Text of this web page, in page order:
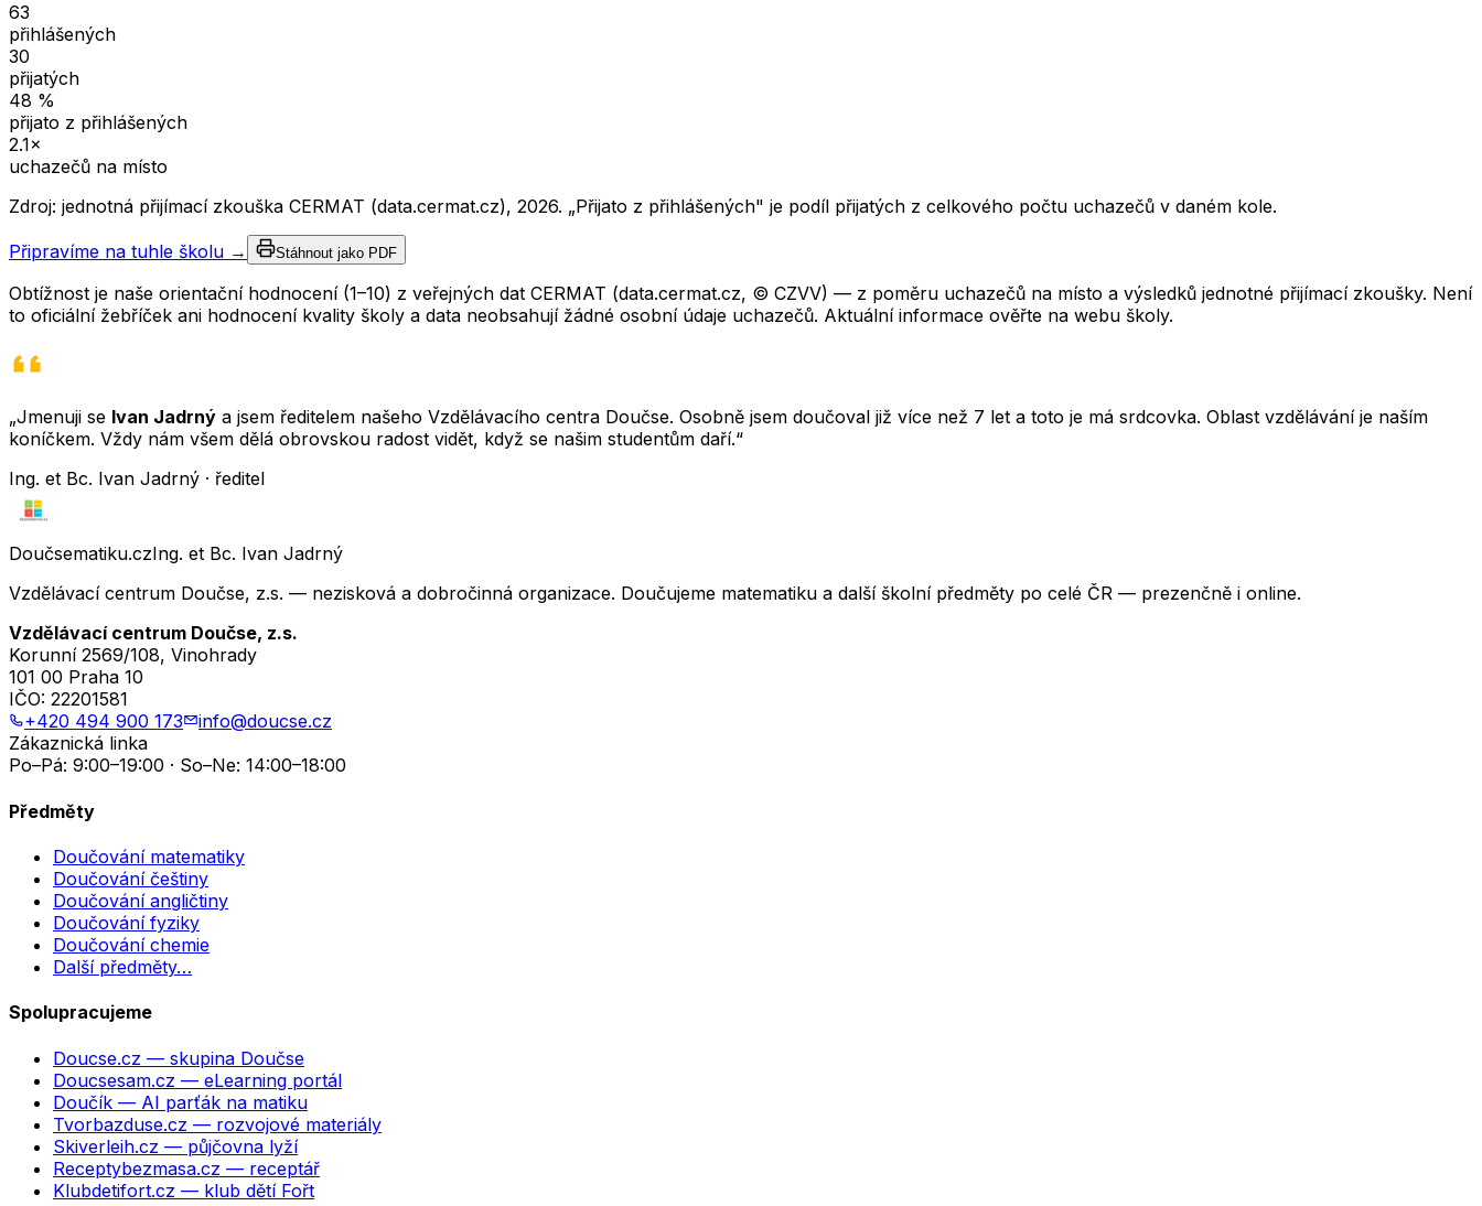
63
přihlášených
30
přijatých
48 %
přijato z přihlášených
2.1×
uchazečů na místo
Zdroj: jednotná přijímací zkouška CERMAT (data.cermat.cz), 2026. „Přijato z přihlášených" je podíl přijatých z celkového počtu uchazečů v daném kole.
Připravíme na tuhle školu → Stáhnout jako PDF
Obtížnost je naše orientační hodnocení (1–10) z veřejných dat CERMAT (data.cermat.cz, © CZVV) — z poměru uchazečů na místo a výsledků jednotné přijímací zkoušky. Není
to oficiální žebříček ani hodnocení kvality školy a data neobsahují žádné osobní údaje uchazečů. Aktuální informace ověřte na webu školy.
„Jmenuji se Ivan Jadrný a jsem ředitelem našeho Vzdělávacího centra Doučse. Osobně jsem doučoval již více než 7 let a toto je má srdcovka. Oblast vzdělávání je naším
koníčkem. Vždy nám všem dělá obrovskou radost vidět, když se našim studentům daří.“
Ing. et Bc. Ivan Jadrný · ředitel
Doučsematiku.czIng. et Bc. Ivan Jadrný
Vzdělávací centrum Doučse, z.s. — nezisková a dobročinná organizace. Doučujeme matematiku a další školní předměty po celé ČR — prezenčně i online.
Vzdělávací centrum Doučse, z.s.
Korunní 2569/108, Vinohrady
101 00 Praha 10
IČO: 22201581
+420 494 900 173
info@doucse.cz
Zákaznická linka
Po–Pá: 9:00–19:00 · So–Ne: 14:00–18:00
Předměty
Doučování matematiky
Doučování češtiny
Doučování angličtiny
Doučování fyziky
Doučování chemie
Další předměty…
Spolupracujeme
Doucse.cz — skupina Doučse
Doucsesam.cz — eLearning portál
Doučík — AI parťák na matiku
Tvorbazduse.cz — rozvojové materiály
Skiverleih.cz — půjčovna lyží
Receptybezmasa.cz — receptář
Klubdetifort.cz — klub dětí Fořt